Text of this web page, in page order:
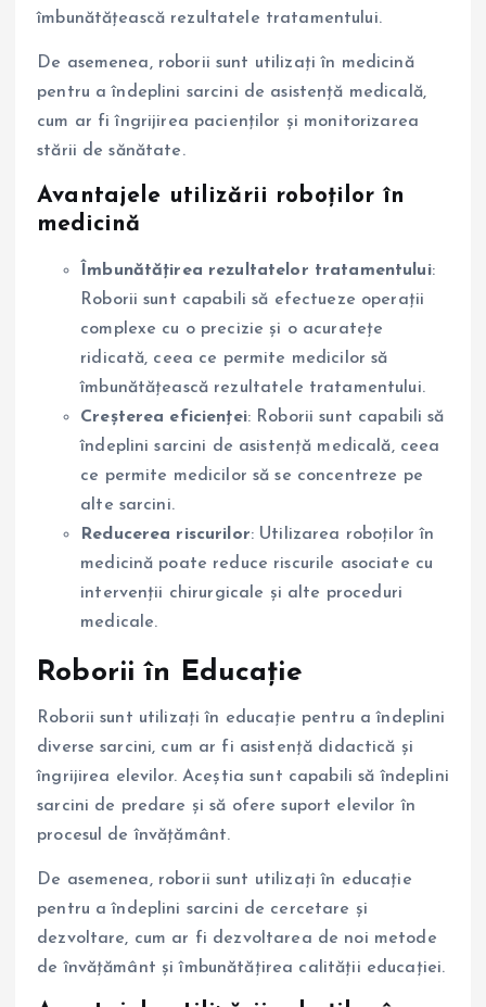
îmbunătățească rezultatele tratamentului.
De asemenea, roborii sunt utilizați în medicină
pentru a îndeplini sarcini de asistență medicală,
cum ar fi îngrijirea pacienților și monitorizarea
stării de sănătate.
Avantajele utilizării roboților în
medicină
Îmbunătățirea rezultatelor tratamentului:
Roborii sunt capabili să efectueze operații
complexe cu o precizie și o acuratețe
ridicată, ceea ce permite medicilor să
îmbunătățească rezultatele tratamentului.
Creșterea eficienței: Roborii sunt capabili să
îndeplini sarcini de asistență medicală, ceea
ce permite medicilor să se concentreze pe
alte sarcini.
Reducerea riscurilor: Utilizarea roboților în
medicină poate reduce riscurile asociate cu
intervenții chirurgicale și alte proceduri
medicale.
Roborii în Educație
Roborii sunt utilizați în educație pentru a îndeplini
diverse sarcini, cum ar fi asistență didactică și
îngrijirea elevilor. Aceștia sunt capabili să îndeplini
sarcini de predare și să ofere suport elevilor în
procesul de învățământ.
De asemenea, roborii sunt utilizați în educație
pentru a îndeplini sarcini de cercetare și
dezvoltare, cum ar fi dezvoltarea de noi metode
de învățământ și îmbunătățirea calității educației.